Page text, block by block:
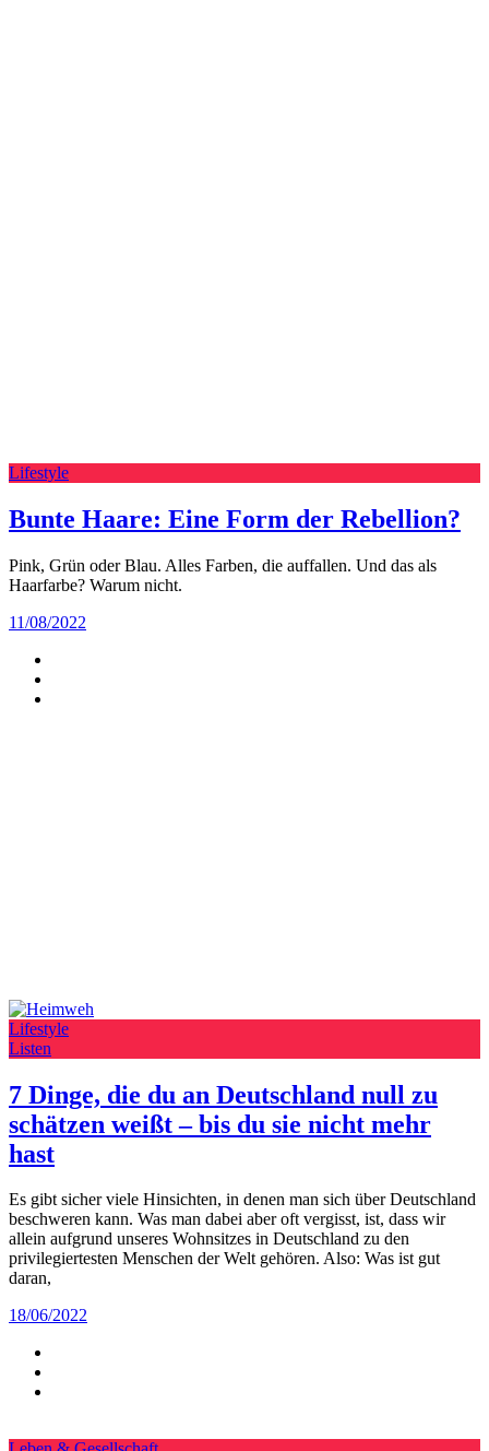
Lifestyle
Bunte Haare: Eine Form der Rebellion?
Pink, Grün oder Blau. Alles Farben, die auffallen. Und das als
Haarfarbe? Warum nicht.
11/08/2022
Lifestyle
Listen
7 Dinge, die du an Deutschland null zu
schätzen weißt – bis du sie nicht mehr
hast
Es gibt sicher viele Hinsichten, in denen man sich über Deutschland
beschweren kann. Was man dabei aber oft vergisst, ist, dass wir
allein aufgrund unseres Wohnsitzes in Deutschland zu den
privilegiertesten Menschen der Welt gehören. Also: Was ist gut
daran,
18/06/2022